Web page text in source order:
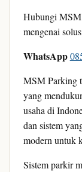
Hubungi
mengenai
WhatsApp
MSM Parking
yang
usaha di
dan sistem
modern untuk
Sistem parkir